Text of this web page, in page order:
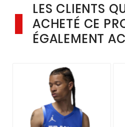
LES CLIENTS
ACHETÉ CE
ÉGALEMENT